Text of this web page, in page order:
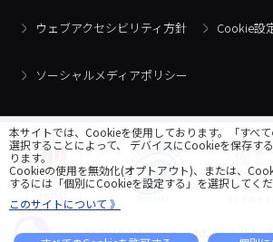
ウェブアクセシビリティ方針 Cookie設
ソーシャルメディアポリシー
© 2018 Artner Co., Ltd. All Rights
本サイトでは、Cookieを使用しております。「すべ
選択することによって、 デバイスにCookieを保存す
ります。
Cookieの使用を無効化(オプトアウト)、または、
するには「個別にCookieを設定する」を選択してくだ
このサイトについて 》